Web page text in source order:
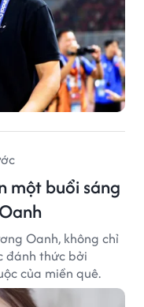
một buổi sáng
Oanh, không chỉ
đánh thức bởi
của miền quê.